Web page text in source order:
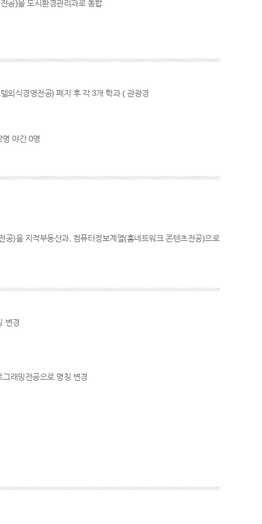
공)을 도시환경관리과로 통합
외식경영전공) 폐지 후 각 3개 학과 ( 관광경
야간 0명
공)을 지적부동산과, 컴퓨터정보계열(홈네트워크 콘텐츠전공)으로
변경
래밍전공으로 명칭 변경